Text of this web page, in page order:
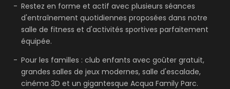
Restez en forme et actif avec plusieurs séances
d'entraînement quotidiennes proposées dans notre
salle de fitness et d'activités sportives parfaitement
équipée.
Pour les familles : club enfants avec goûter gratuit,
grandes salles de jeux modernes, salle d'escalade,
cinéma 3D et un gigantesque Acqua Family Parc.